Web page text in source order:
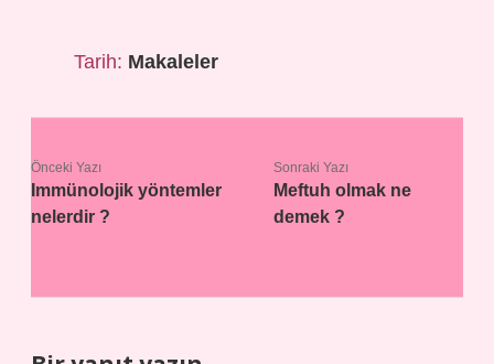
Tarih: Makaleler
Önceki Yazı
Immünolojik yöntemler
nelerdir ?
Sonraki Yazı
Meftuh olmak ne
demek ?